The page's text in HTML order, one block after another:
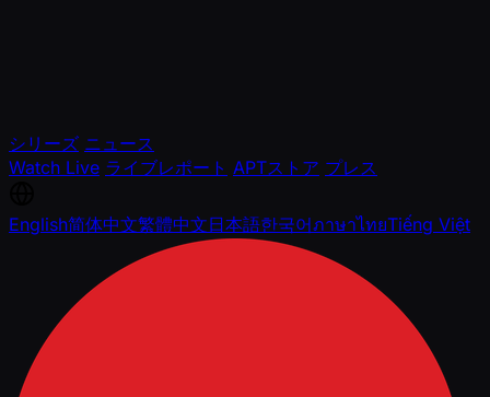
シリーズ ニュース
Watch Live ライブレポート APTストア プレス
English简体中文繁體中文日本語한국어ภาษาไทยTiếng Việt